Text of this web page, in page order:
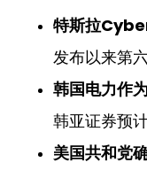
特斯拉
发布以来第
韩国电力作
韩亚证券预
美国共和党